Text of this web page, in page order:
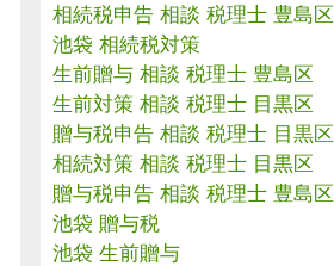
相続税申告 相談 税理士 豊島区
池袋 相続税対策
生前贈与 相談 税理士 豊島区
生前対策 相談 税理士 目黒区
贈与税申告 相談 税理士 目黒区
相続対策 相談 税理士 目黒区
贈与税申告 相談 税理士 豊島区
池袋 贈与税
池袋 生前贈与